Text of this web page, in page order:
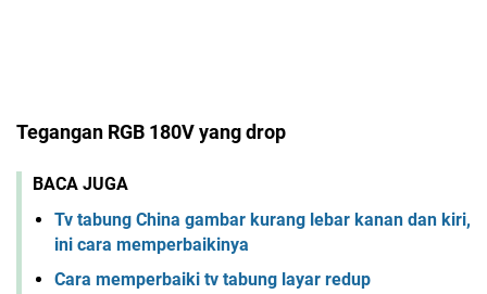
Tegangan RGB 180V yang drop
BACA JUGA
Tv tabung China gambar kurang lebar kanan dan kiri,
ini cara memperbaikinya
Cara memperbaiki tv tabung layar redup